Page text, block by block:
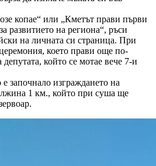
копае“ или „Кметът прави първи
развитието на региона“, ръси
на личната си страница. При
което прави още по-
който се мотае вече 7-и
е започнало изграждането на
1 км., който при суша ще